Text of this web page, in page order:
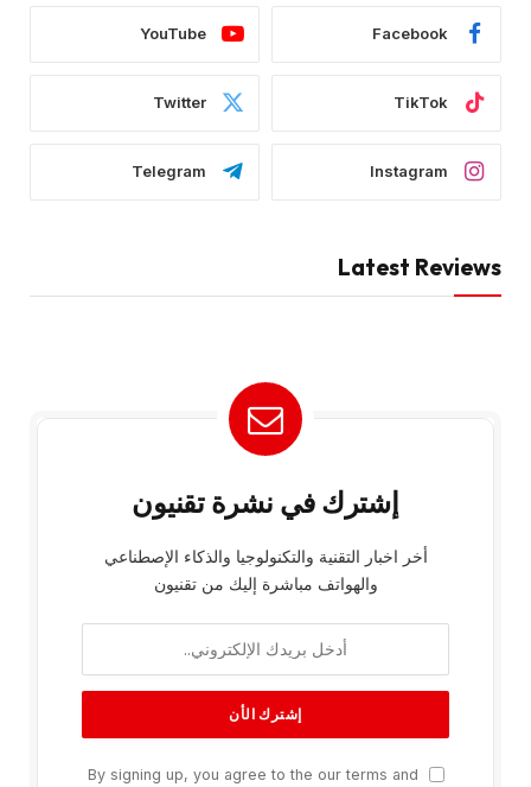
Facebook
YouTube
TikTok
Twitter
Instagram
Telegram
Latest Reviews
إشترك في نشرة تقنيون
أخر اخبار التقنية والتكنولوجيا والذكاء الإصطناعي
والهواتف مباشرة إليك من تقنيون
By signing up, you agree to the our terms and